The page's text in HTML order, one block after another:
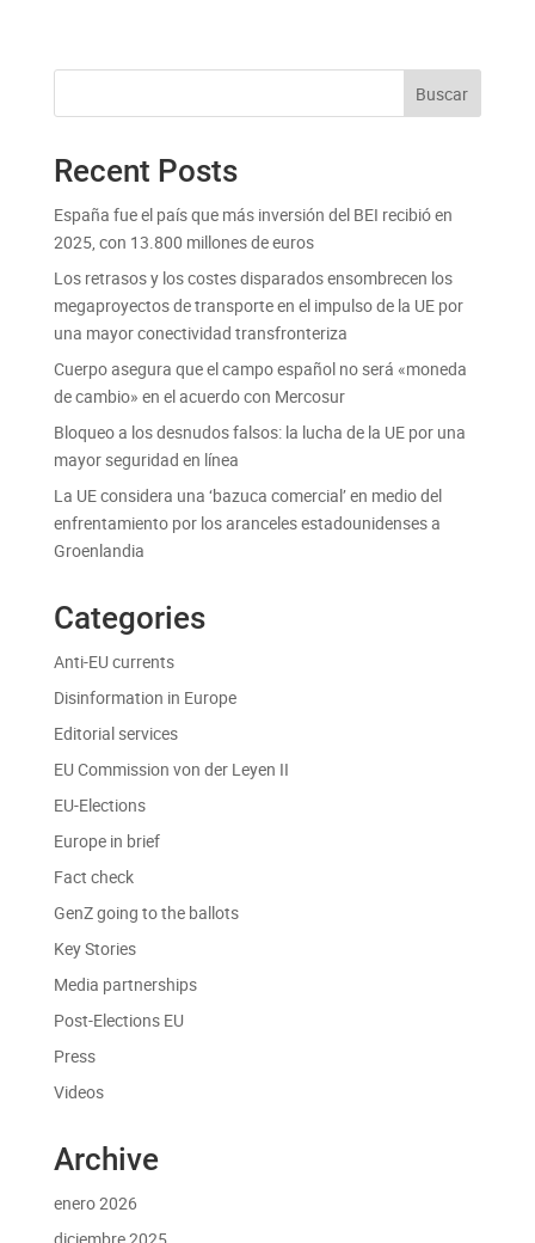
Buscar
Recent Posts
España fue el país que más inversión del BEI recibió en
2025, con 13.800 millones de euros
Los retrasos y los costes disparados ensombrecen los
megaproyectos de transporte en el impulso de la UE por
una mayor conectividad transfronteriza
Cuerpo asegura que el campo español no será «moneda
de cambio» en el acuerdo con Mercosur
Bloqueo a los desnudos falsos: la lucha de la UE por una
mayor seguridad en línea
La UE considera una ‘bazuca comercial’ en medio del
enfrentamiento por los aranceles estadounidenses a
Groenlandia
Categories
Anti-EU currents
Disinformation in Europe
Editorial services
EU Commission von der Leyen II
EU-Elections
Europe in brief
Fact check
GenZ going to the ballots
Key Stories
Media partnerships
Post-Elections EU
Press
Videos
Archive
enero 2026